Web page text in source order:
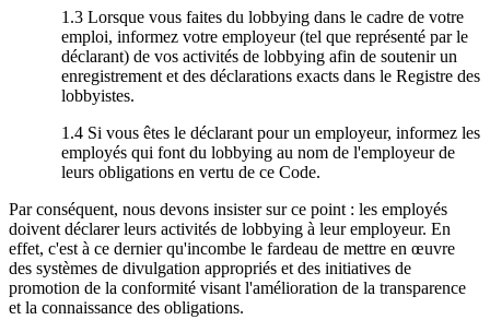
1.3 Lorsque vous faites du lobbying dans le cadre de votre
emploi, informez votre employeur (tel que représenté par le
déclarant) de vos activités de lobbying afin de soutenir un
enregistrement et des déclarations exacts dans le Registre des
lobbyistes.
1.4 Si vous êtes le déclarant pour un employeur, informez les
employés qui font du lobbying au nom de l'employeur de
leurs obligations en vertu de ce Code.
Par conséquent, nous devons insister sur ce point : les employés
doivent déclarer leurs activités de lobbying à leur employeur. En
effet, c'est à ce dernier qu'incombe le fardeau de mettre en œuvre
des systèmes de divulgation appropriés et des initiatives de
promotion de la conformité visant l'amélioration de la transparence
et la connaissance des obligations.